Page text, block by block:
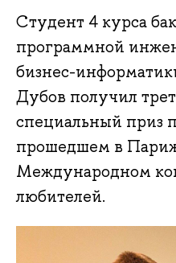
Студент 4 курса
программной
бизнес-
Дубов получил
специальный приз
прошедшем в
Международном
любителей.